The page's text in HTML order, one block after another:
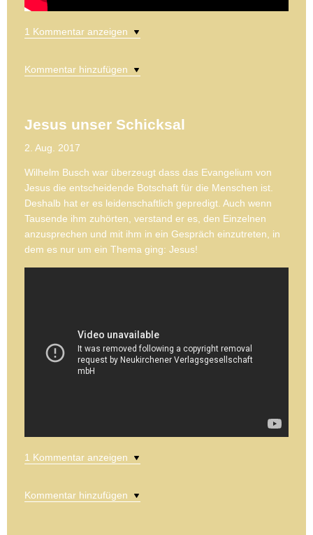
1 Kommentar anzeigen
Kommentar hinzufügen
Jesus unser Schicksal
2. Aug. 2017
Wilhelm Busch war überzeugt dass das Evangelium von
Jesus die entscheidende Botschaft für die Menschen ist.
Deshalb hat er es leidenschaftlich gepredigt. Auch wenn
Tausende ihm zuhörten, verstand er es, den Einzelnen
anzusprechen und mit ihm in ein Gespräch einzutreten, in
dem es nur um ein Thema ging: Jesus!
1 Kommentar anzeigen
Kommentar hinzufügen